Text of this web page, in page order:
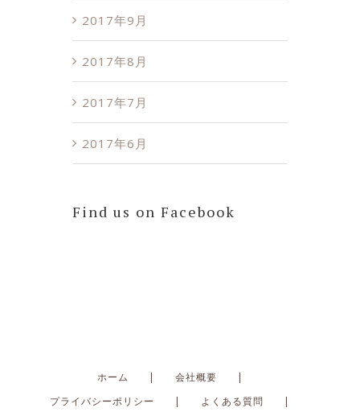
2017年9月
2017年8月
2017年7月
2017年6月
Find us on Facebook
ホーム
会社概要
プライバシーポリシー
よくある質問